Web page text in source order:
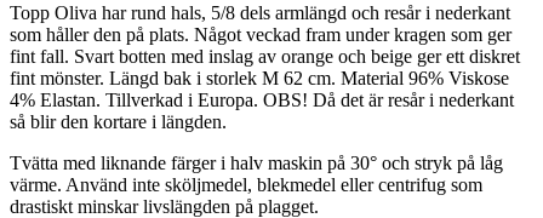
Topp Oliva har rund hals, 5/8 dels armlängd och resår i nederkant
som håller den på plats. Något veckad fram under kragen som ger
fint fall. Svart botten med inslag av orange och beige ger ett diskret
fint mönster. Längd bak i storlek M 62 cm. Material 96% Viskose
4% Elastan. Tillverkad i Europa. OBS! Då det är resår i nederkant
så blir den kortare i längden.
Tvätta med liknande färger i halv maskin på 30° och stryk på låg
värme. Använd inte sköljmedel, blekmedel eller centrifug som
drastiskt minskar livslängden på plagget.